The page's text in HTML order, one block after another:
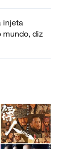
injeta
mundo, diz